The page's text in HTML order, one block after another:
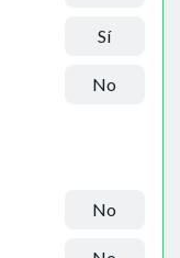
Sí
No
No